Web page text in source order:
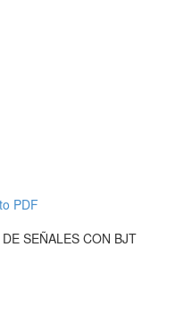
PDF
SEÑALES CON BJT